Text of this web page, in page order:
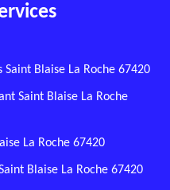
Blaise La Roche 67420
Saint Blaise La Roche
La Roche 67420
Blaise La Roche 67420